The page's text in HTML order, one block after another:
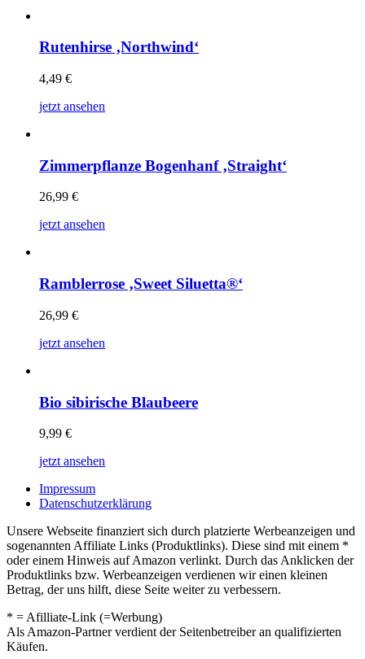
Rutenhirse ‚Northwind‘
4,49 €
jetzt ansehen
Zimmerpflanze Bogenhanf ‚Straight‘
26,99 €
jetzt ansehen
Ramblerrose ‚Sweet Siluetta®‘
26,99 €
jetzt ansehen
Bio sibirische Blaubeere
9,99 €
jetzt ansehen
Impressum
Datenschutzerklärung
Unsere Webseite finanziert sich durch platzierte Werbeanzeigen und
sogenannten Affiliate Links (Produktlinks). Diese sind mit einem *
oder einem Hinweis auf Amazon verlinkt. Durch das Anklicken der
Produktlinks bzw. Werbeanzeigen verdienen wir einen kleinen
Betrag, der uns hilft, diese Seite weiter zu verbessern.
* = Afilliate-Link (=Werbung)
Als Amazon-Partner verdient der Seitenbetreiber an qualifizierten
Käufen.